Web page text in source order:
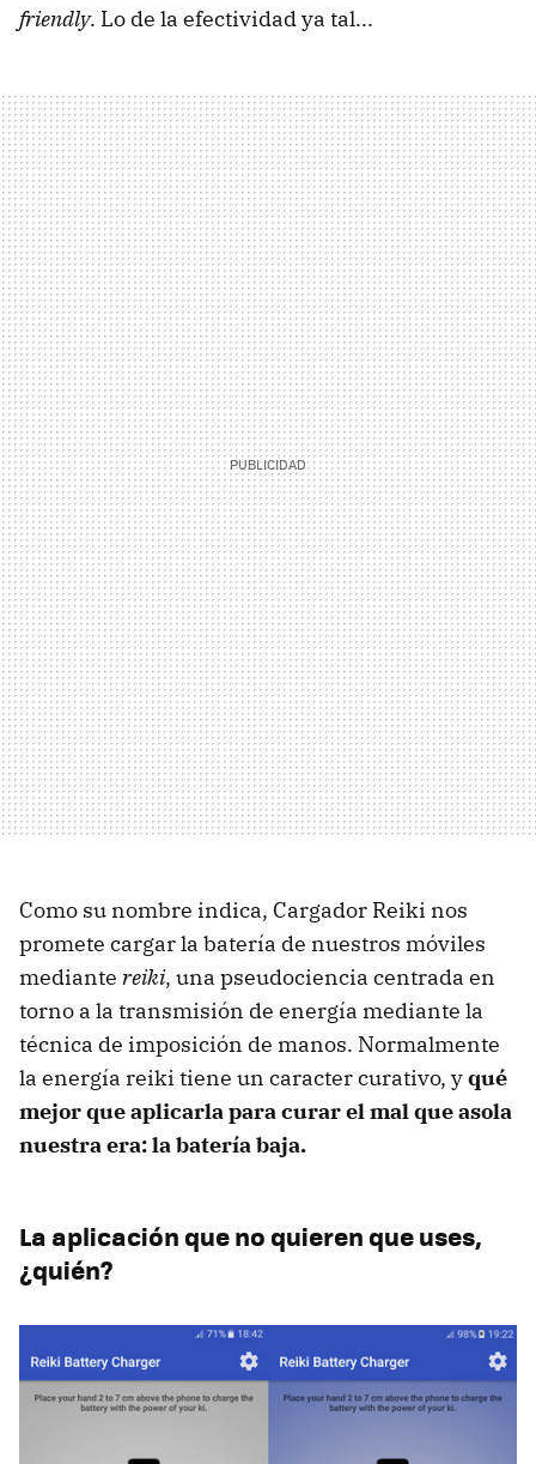
friendly. Lo de la efectividad ya tal...
Como su nombre indica, Cargador Reiki nos
promete cargar la batería de nuestros móviles
mediante reiki, una pseudociencia centrada en
torno a la transmisión de energía mediante la
técnica de imposición de manos. Normalmente
la energía reiki tiene un caracter curativo, yqué
mejor que aplicarla para curar el mal que asola
nuestra era: la batería baja.
La aplicación que no quieren que uses,
¿quién?